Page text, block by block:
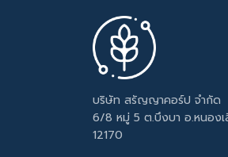
บริษัท สรัญญาคอร์ป จำกัด
6/8 หมู่ 5 ต.บึงบา อ.หนองเ
12170